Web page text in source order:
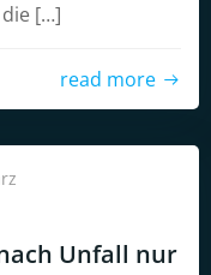
[…]
read more
Unfall nur